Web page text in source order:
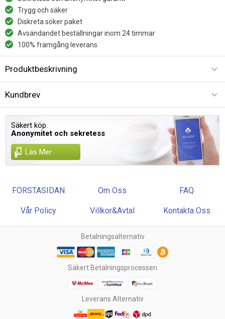
Trygg och säker
Diskreta söker paket
Avsändandet beställningar inom 24 timmar
100% framgång leverans
Produktbeskrivning
Kundbrev
Säkert köp.
Anonymitet och sekretess
Läs Mer
FÖRSTASIDAN Om Oss FAQ
Vår Policy Villkor&Avtal Kontakta Oss
Betalningsalternativ
Säkert Betalningsprocessen
Leverans Alternativ